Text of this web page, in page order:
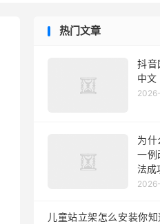
热门文章
抖音
中文
为
一例
法成
儿童站立架怎么安装你